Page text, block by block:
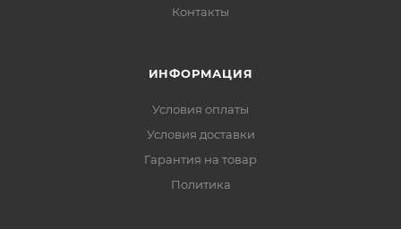
Контакты
ИНФОРМАЦИЯ
Условия оплаты
Условия доставки
Гарантия на товар
Политика